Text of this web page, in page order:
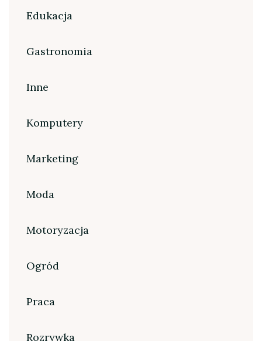
Edukacja
Gastronomia
Inne
Komputery
Marketing
Moda
Motoryzacja
Ogród
Praca
Rozrywka